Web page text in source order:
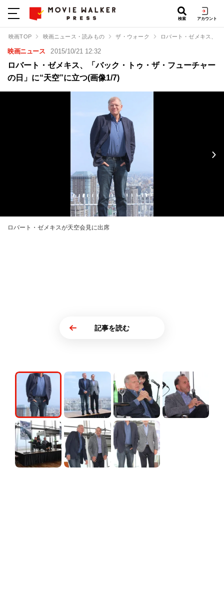
検索 アカウント
映画TOP 映画ニュース・読みもの ザ・ウォーク ロバート・ゼメキス、
映画ニュース 2015/10/21 12:32
ロバート・ゼメキス、「バック・トゥ・ザ・フューチャー
の日」に“天空”に立つ(画像1/7)
ロバート・ゼメキスが天空会見に出席
記事を読む